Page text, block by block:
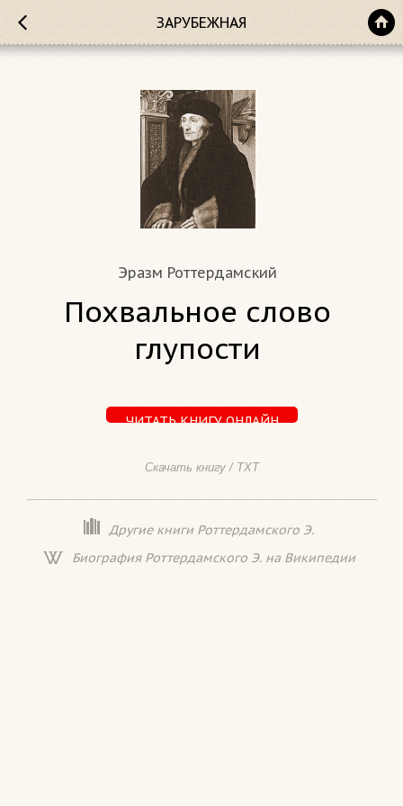
ЗАРУБЕЖНАЯ
Эразм Роттердамский
Похвальное слово
глупости
ЧИТАТЬ КНИГУ ОНЛАЙН
Скачать книгу / TXT
Другие книги Роттердамского Э.
Биография Роттердамского Э. на Википедии